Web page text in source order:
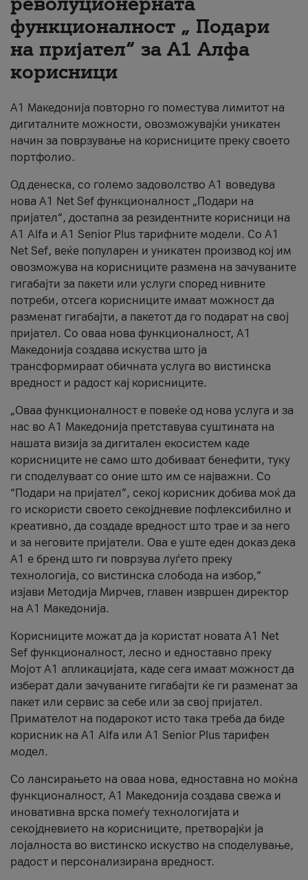
За нас
#ПодобарОнлајн
функционалност „ Подари
на пријател“ за А1 Алфа
корисници
А1 Македонија повторно го поместува лимитот на
дигиталните можности, овозможувајќи уникатен
начин за поврзување на корисниците преку своето
портфолио.
Од денеска, со големо задоволство А1 воведува
нова A1 Net Sef функционалност „Подари на
пријател“, достапна за резидентните корисници на
А1 Alfa и A1 Senior Plus тарифните модели. Со A1
Net Sef, веќе популарен и уникатен производ кој им
овозможува на корисниците размена на зачуваните
гигабајти за пакети или услуги според нивните
потреби, отсега корисниците имаат можност да
разменат гигабајти, а пакетот да го подарат на свој
пријател. Со оваа нова функционалност, А1
Македонија создава искуства што ја
трансформираат обичната услуга во вистинска
вредност и радост кај корисниците.
„Оваа функционалност е повеќе од нова услуга и за
нас во А1 Македонија претставува суштината на
нашата визија за дигитален екосистем каде
корисниците не само што добиваат бенефити, туку
ги споделуваат со оние што им се најважни. Со
“Подари на пријател”, секој корисник добива моќ да
го искористи своето секојдневие пофлексибилно и
креативно, да создаде вредност што трае и за него
и за неговите пријатели. Ова е уште еден доказ дека
А1 е бренд што ги поврзува луѓето преку
технологија, со вистинска слобода на избор,“
изјави Методија Мирчев, главен извршен директор
на А1 Македонија.
Корисниците можат да ја користат новата А1 Net
Sef функционалност, лесно и едноставно преку
Мојот А1 апликацијата, каде сега имаат можност да
изберат дали зачуваните гигабајти ќе ги разменат за
пакет или сервис за себе или за свој пријател.
Примателот на подарокот исто така треба да биде
корисник на А1 Alfa или A1 Senior Plus тарифен
модел.
Со лансирањето на оваа нова, едноставна но моќна
функционалност, А1 Македонија создава свежа и
иновативна врска помеѓу технологијата и
секојдневието на корисниците, претворајќи ја
лојалноста во вистинско искуство на споделување,
радост и персонализирана вредност.